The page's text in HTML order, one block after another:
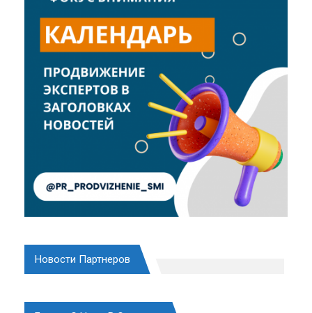
Новости Партнеров